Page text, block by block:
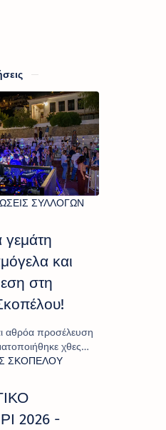
γεμάτη
και
στη
αθρόα προσέλευση
χθες
το
2026 -